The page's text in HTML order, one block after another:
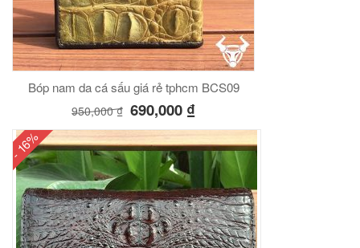
Bóp nam da cá sấu giá rẻ tphcm BCS09
950,000₫ 690,000 ₫
- 16%